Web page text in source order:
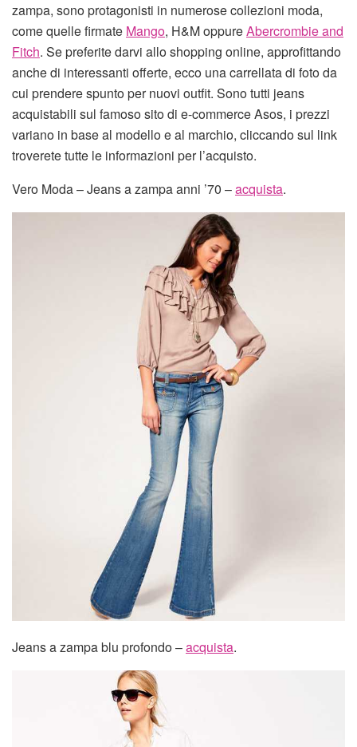
zampa, sono protagonisti in numerose collezioni moda,
come quelle firmate Mango, H&MoppureAbercrombie and
Fitch. Se preferite darvi allo shopping online, approfittando
anche di interessanti offerte, ecco una carrellata di foto da
cui prendere spunto per nuovi outfit. Sono tutti jeans
acquistabili sul famoso sito di e-commerce Asos, i prezzi
variano in base al modello e al marchio, cliccando sul link
troverete tutte le informazioni per l’acquisto.
Vero Moda – Jeans a zampa anni ’70 –acquista.
Jeans a zampa blu profondo –acquista.